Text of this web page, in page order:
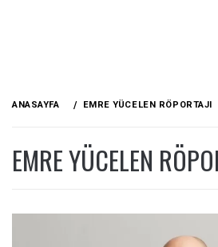
ANASAYFA EMRE YÜCELEN RÖPORTAJI
EMRE YÜCELEN